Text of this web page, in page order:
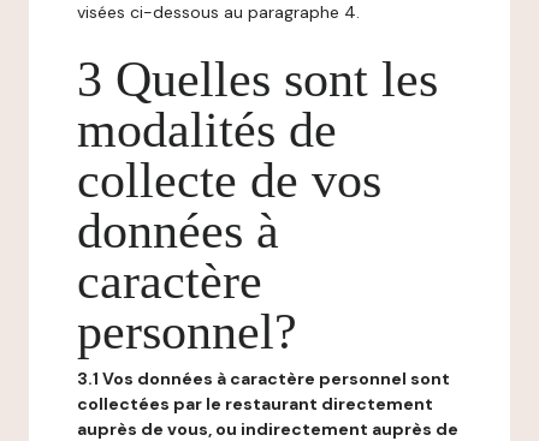
visées ci-dessous au paragraphe 4.
3 Quelles sont les
modalités de
collecte de vos
données à
caractère
personnel?
3.1 Vos données à caractère personnel sont
collectées par le restaurant directement
auprès de vous, ou indirectement auprès de